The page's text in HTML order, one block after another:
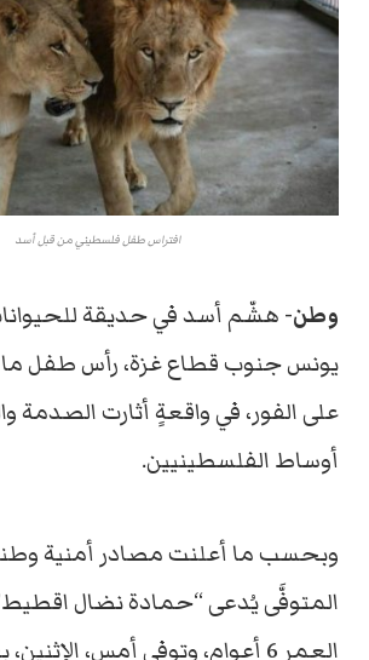
افتراس طفل فلسطيني من قبل أسد
وطن- هشّم أسد في حديقة
يونس جنوب قطاع غزة، رأس طفل ما
على الفور، في واقعةٍ أثارت الصدمة
أوساط الفلسطينيين.
وبحسب ما أعلنت مصادر أمنية
المتوفَّى يُدعى “حمادة نضال
العمر 6 أعوام، وتوفي أمس،